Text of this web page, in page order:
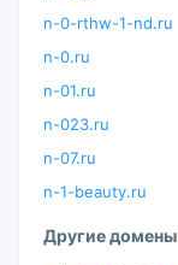
n-0-rthw-1-nd.ru
n-0.ru
n-01.ru
n-023.ru
n-07.ru
n-1-beauty.ru
Другие домены